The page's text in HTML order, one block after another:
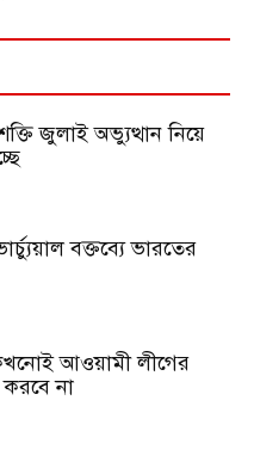
জুলাই অভ্যুত্থান নিয়ে
বক্তব্যে ভারতের
আওয়ামী লীগের
করবে না